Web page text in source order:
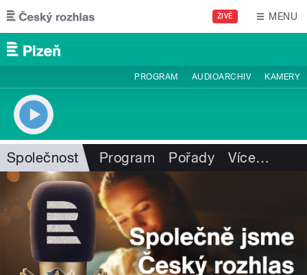
Přejít k hlavnímu obsahu
ŽIVĚ MENU
PROGRAM AUDIOARCHIV KAMERY
Společnost Program Pořady Více…